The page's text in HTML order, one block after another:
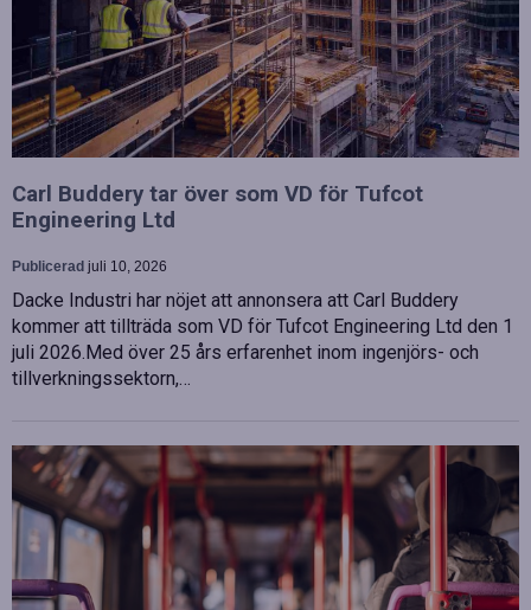
Carl Buddery tar över som VD för Tufcot
Engineering Ltd
Publicerad juli 10, 2026
Dacke Industri har nöjet att annonsera att Carl Buddery
kommer att tillträda som VD för Tufcot Engineering Ltd den 1
juli 2026.Med över 25 års erfarenhet inom ingenjörs- och
tillverkningssektorn,…